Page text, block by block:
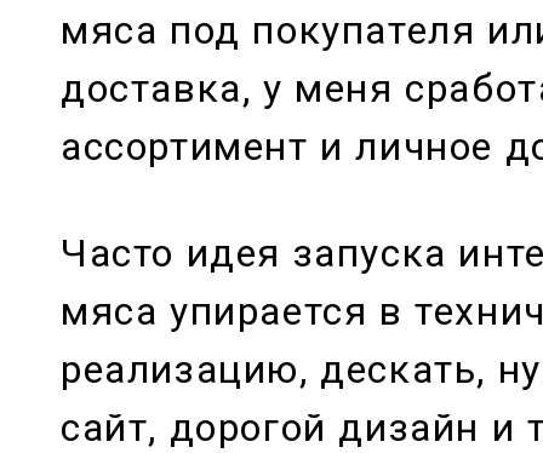
мяса под покупателя
доставка, у меня
ассортимент и личное
Часто идея запуска
мяса упирается в
реализацию, дескать,
сайт, дорогой дизайн и